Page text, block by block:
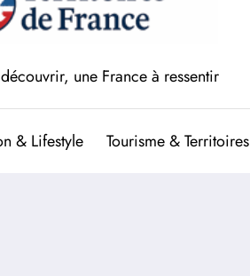
une France à ressentir
& Lifestyle Tourisme & Territoires